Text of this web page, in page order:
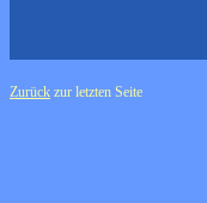
Zurück zur letzten Seite